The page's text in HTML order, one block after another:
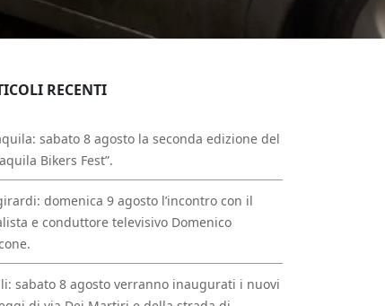
RECENTI
sabato 8 agosto la seconda edizione del
Bikers Fest”.
domenica 9 agosto l’incontro con il
e conduttore televisivo Domenico
sabato 8 agosto verranno inaugurati i nuovi